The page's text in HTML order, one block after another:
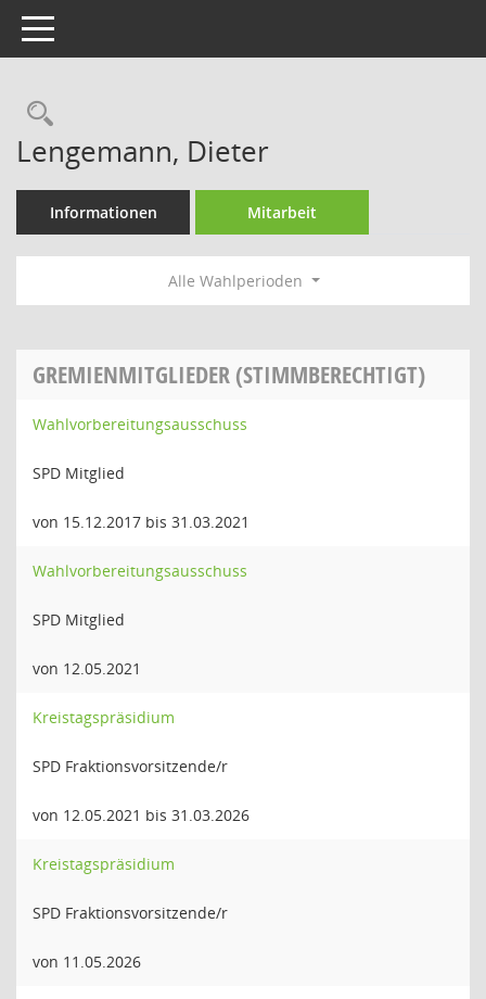
Toggle navigation
Rechercheauswahl
Lengemann, Dieter
Informationen Mitarbeit
Alle Wahlperioden
GREMIENMITGLIEDER (STIMMBERECHTIGT)
Wahlvorbereitungsausschuss
SPD Mitglied
von 15.12.2017 bis 31.03.2021
Wahlvorbereitungsausschuss
SPD Mitglied
von 12.05.2021
Kreistagspräsidium
SPD Fraktionsvorsitzende/r
von 12.05.2021 bis 31.03.2026
Kreistagspräsidium
SPD Fraktionsvorsitzende/r
von 11.05.2026